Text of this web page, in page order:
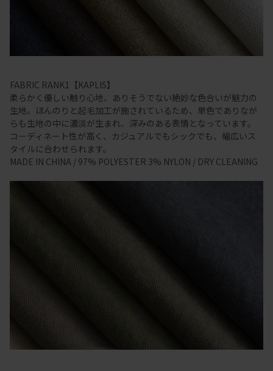
FABRIC RANK1【KAPLIS】
柔らかく優しい触り心地、ありそうでない絶妙な色合いが魅力の
生地。ほんのりと起毛加工が施されているため、単色でありなが
らも生地の中に濃淡が生まれ、深みのある表情となっています。
コーディネート性が高く、カジュアルでもシックでも、幅広いス
タイルに合わせられます。
MADE IN CHINA / 97% POLYESTER 3% NYLON / DRY CLEANING